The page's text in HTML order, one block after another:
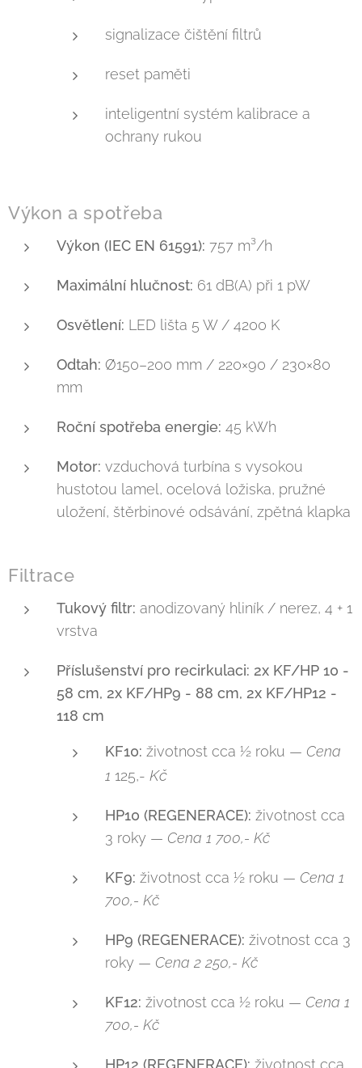
signalizace čištění filtrů
reset paměti
inteligentní systém kalibrace a
ochrany rukou
Výkon a spotřeba
Výkon (IEC EN 61591): 757 m³/h
Maximální hlučnost: 61 dB(A) při 1 pW
Osvětlení: LED lišta 5 W / 4200 K
Odtah: Ø150–200 mm / 220×90 / 230×80
mm
Roční spotřeba energie: 45 kWh
Motor: vzduchová turbína s vysokou
hustotou lamel, ocelová ložiska, pružné
uložení, štěrbinové odsávání, zpětná klapka
Filtrace
Tukový filtr: anodizovaný hliník / nerez, 4 + 1
vrstva
Příslušenství pro recirkulaci: 2x KF/HP 10 -
58 cm, 2x KF/HP9 - 88 cm, 2x KF/HP12 -
118 cm
KF10: životnost cca ½ roku — Cena
1 125,- Kč
HP10 (REGENERACE): životnost cca
3 roky — Cena 1 700,- Kč
KF9: životnost cca ½ roku — Cena 1
700,- Kč
HP9 (REGENERACE): životnost cca 3
roky — Cena 2 250,- Kč
KF12: životnost cca ½ roku — Cena 1
700,- Kč
HP12 (REGENERACE): životnost cca